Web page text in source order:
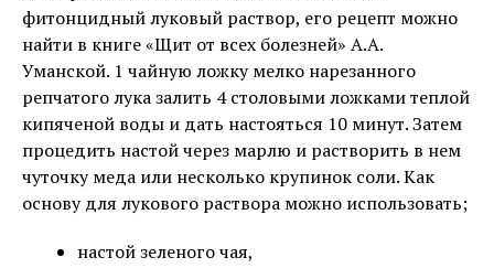
фитонцидный луковый раствор, его рецепт можно
найти в книге «Щит от всех болезней» А.А.
Уманской. 1 чайную ложку мелко нарезанного
репчатого лука залить 4 столовыми ложками теплой
кипяченой воды и дать настояться 10 минут. Затем
процедить настой через марлю и растворить в нем
чуточку меда или несколько крупинок соли. Как
основу для лукового раствора можно использовать;
настой зеленого чая,